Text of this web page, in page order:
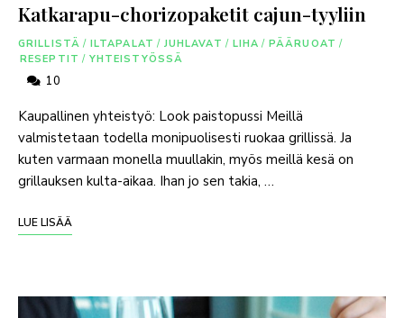
Katkarapu-chorizopaketit cajun-tyyliin
GRILLISTÄ / ILTAPALAT / JUHLAVAT / LIHA / PÄÄRUOAT /
RESEPTIT / YHTEISTYÖSSÄ
10
Kaupallinen yhteistyö: Look paistopussi Meillä
valmistetaan todella monipuolisesti ruokaa grillissä. Ja
kuten varmaan monella muullakin, myös meillä kesä on
grillauksen kulta-aikaa. Ihan jo sen takia, …
LUE LISÄÄ